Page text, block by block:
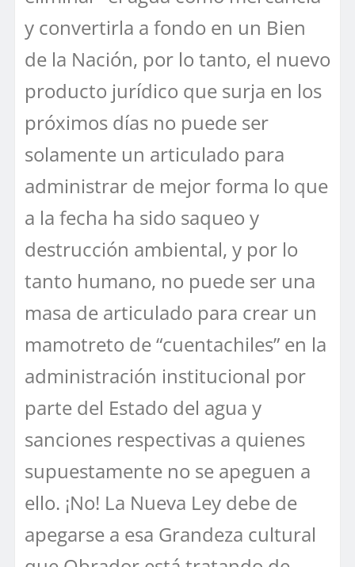
y convertirla a fondo en un Bien
de la Nación, por lo tanto, el nuevo
producto jurídico que surja en los
próximos días no puede ser
solamente un articulado para
administrar de mejor forma lo que
a la fecha ha sido saqueo y
destrucción ambiental, y por lo
tanto humano, no puede ser una
masa de articulado para crear un
mamotreto de “cuentachiles” en la
administración institucional por
parte del Estado del agua y
sanciones respectivas a quienes
supuestamente no se apeguen a
ello. ¡No! La Nueva Ley debe de
apegarse a esa Grandeza cultural